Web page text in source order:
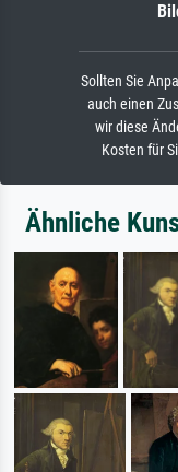
Sollten Sie
auch einen
wir diese
Kosten für
Ähnliche